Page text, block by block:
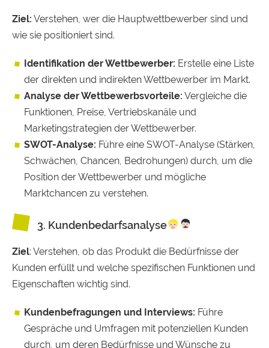
Ziel: Verstehen, wer die Hauptwettbewerber sind und
wie sie positioniert sind.
Identifikation der Wettbewerber: Erstelle eine Liste
der direkten und indirekten Wettbewerber im Markt.
Analyse der Wettbewerbsvorteile: Vergleiche die
Funktionen, Preise, Vertriebskanäle und
Marketingstrategien der Wettbewerber.
SWOT-Analyse: Führe eine SWOT-Analyse (Stärken,
Schwächen, Chancen, Bedrohungen) durch, um die
Position der Wettbewerber und mögliche
Marktchancen zu verstehen.
3. Kundenbedarfsanalyse
Ziel: Verstehen, ob das Produkt die Bedürfnisse der
Kunden erfüllt und welche spezifischen Funktionen und
Eigenschaften wichtig sind.
Kundenbefragungen und Interviews: Führe
Gespräche und Umfragen mit potenziellen Kunden
durch, um deren Bedürfnisse und Wünsche zu